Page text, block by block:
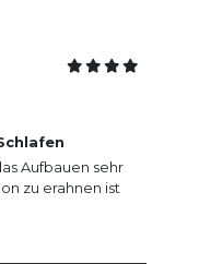
Aufbauen sehr
zu erahnen ist